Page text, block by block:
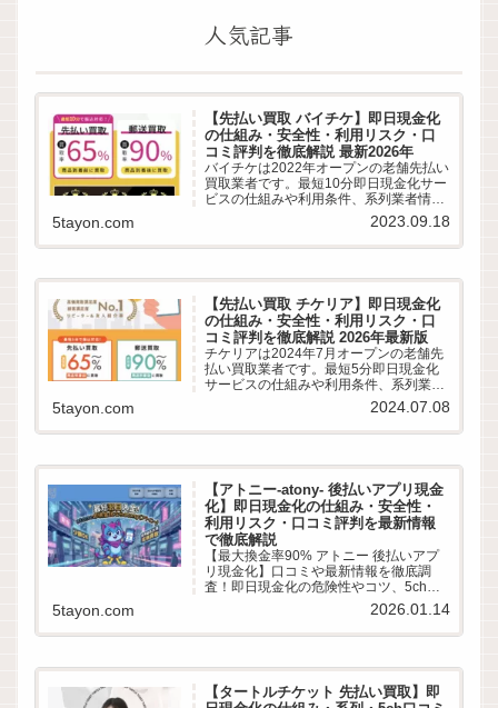
人気記事
【先払い買取 バイチケ】即日現金化
の仕組み・安全性・利用リスク・口
コミ評判を徹底解説 最新2026年
バイチケは2022年オープンの老舗先払い
買取業者です。最短10分即日現金化サー
ビスの仕組みや利用条件、系列業者情
報、5ちゃんねるなどから利用者の実際
の口コミ評判を徹底調査しました。LINE
完結の申込方法や特徴、注意点など最新
5tayon.com 2023.09.18
【先払い買取 チケリア】即日現金化
の仕組み・安全性・利用リスク・口
コミ評判を徹底解説 2026年最新版
チケリアは2024年7月オープンの老舗先
払い買取業者です。最短5分即日現金化
サービスの仕組みや利用条件、系列業者
情報、5ちゃんねるなどから利用者の実
際の口コミ評判を徹底調査しました。
LINE完結の申込方法や特徴、注意点など
5tayon.com 2024.07.08
【アトニー-atony- 後払いアプリ現金
化】即日現金化の仕組み・安全性・
利用リスク・口コミ評判を最新情報
で徹底解説
【最大換金率90% アトニー 後払いアプ
リ現金化】口コミや最新情報を徹底調
査！即日現金化の危険性やコツ、5chや
知恵袋から最新換金率相場・振込スピー
5tayon.com 2026.01.14
【タートルチケット 先払い買取】即